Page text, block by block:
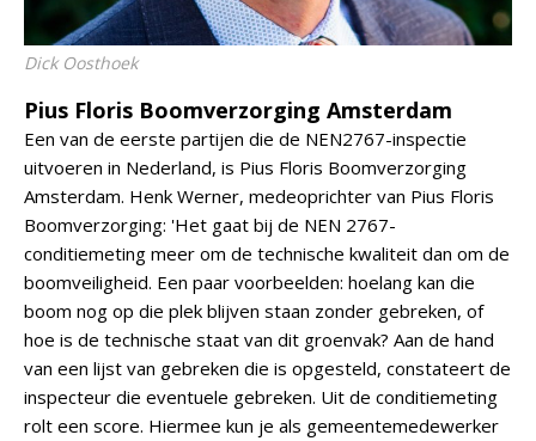
Dick Oosthoek
Pius Floris Boomverzorging Amsterdam
Een van de eerste partijen die de NEN2767-inspectie
uitvoeren in Nederland, is Pius Floris Boomverzorging
Amsterdam. Henk Werner, medeoprichter van Pius Floris
Boomverzorging: 'Het gaat bij de NEN 2767-
conditiemeting meer om de technische kwaliteit dan om de
boomveiligheid. Een paar voorbeelden: hoelang kan die
boom nog op die plek blijven staan zonder gebreken, of
hoe is de technische staat van dit groenvak? Aan de hand
van een lijst van gebreken die is opgesteld, constateert de
inspecteur die eventuele gebreken. Uit de conditiemeting
rolt een score. Hiermee kun je als gemeentemedewerker